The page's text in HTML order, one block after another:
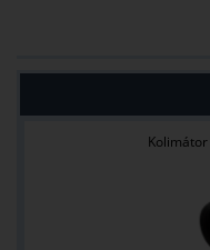
Kolimátor